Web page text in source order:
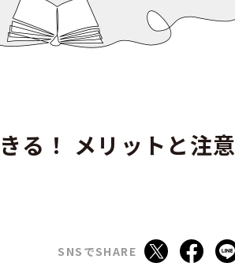
る！ メリットと注意
SNSでSHARE